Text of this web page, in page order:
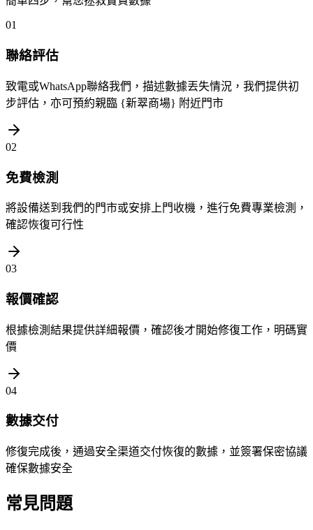
01
聯絡評估
致電或WhatsApp聯絡我們，描述數據丟失情況，我們提供初
步評估，亦可預約親臨 {新翠商場} 附近門市
02
免費檢測
將設備送到我們的門市或安排上門收機，進行免費專業檢測，
確認恢復可行性
03
報價確認
根據檢測結果提供詳細報價，確認後才開始修復工作，明碼實
價
04
數據交付
修復完成後，通過安全渠道交付恢復的數據，並簽署保密協議
確保數據安全
常見問題